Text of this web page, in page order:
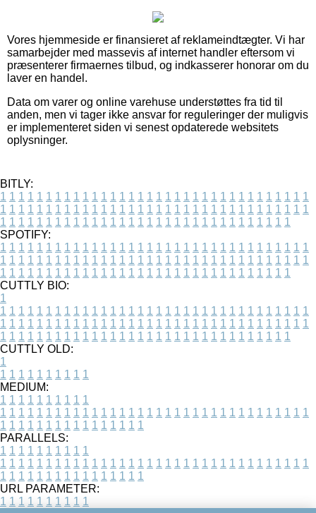
Vores hjemmeside er finansieret af reklameindtægter. Vi har
samarbejder med massevis af internet handler eftersom vi
præsenterer firmaernes tilbud, og indkasserer honorar om du
laver en handel.
Data om varer og online varehuse understøttes fra tid til
anden, men vi tager ikke ansvar for reguleringer der muligvis
er implementeret siden vi senest opdaterede websitets
oplysninger.
BITLY:
1 1 1 1 1 1 1 1 1 1 1 1 1 1 1 1 1 1 1 1 1 1 1 1 1 1 1 1 1 1 1 1 1 1
1 1 1 1 1 1 1 1 1 1 1 1 1 1 1 1 1 1 1 1 1 1 1 1 1 1 1 1 1 1 1 1 1 1
1 1 1 1 1 1 1 1 1 1 1 1 1 1 1 1 1 1 1 1 1 1 1 1 1 1 1 1 1 1 1 1
SPOTIFY:
1 1 1 1 1 1 1 1 1 1 1 1 1 1 1 1 1 1 1 1 1 1 1 1 1 1 1 1 1 1 1 1 1 1
1 1 1 1 1 1 1 1 1 1 1 1 1 1 1 1 1 1 1 1 1 1 1 1 1 1 1 1 1 1 1 1 1 1
1 1 1 1 1 1 1 1 1 1 1 1 1 1 1 1 1 1 1 1 1 1 1 1 1 1 1 1 1 1 1 1
CUTTLY BIO:
1
1 1 1 1 1 1 1 1 1 1 1 1 1 1 1 1 1 1 1 1 1 1 1 1 1 1 1 1 1 1 1 1 1 1
1 1 1 1 1 1 1 1 1 1 1 1 1 1 1 1 1 1 1 1 1 1 1 1 1 1 1 1 1 1 1 1 1 1
1 1 1 1 1 1 1 1 1 1 1 1 1 1 1 1 1 1 1 1 1 1 1 1 1 1 1 1 1 1 1 1
CUTTLY OLD:
1
1 1 1 1 1 1 1 1 1 1
MEDIUM:
1 1 1 1 1 1 1 1 1 1
1 1 1 1 1 1 1 1 1 1 1 1 1 1 1 1 1 1 1 1 1 1 1 1 1 1 1 1 1 1 1 1 1 1
1 1 1 1 1 1 1 1 1 1 1 1 1 1 1 1
PARALLELS:
1 1 1 1 1 1 1 1 1 1
1 1 1 1 1 1 1 1 1 1 1 1 1 1 1 1 1 1 1 1 1 1 1 1 1 1 1 1 1 1 1 1 1 1
1 1 1 1 1 1 1 1 1 1 1 1 1 1 1 1
URL PARAMETER:
1 1 1 1 1 1 1 1 1 1